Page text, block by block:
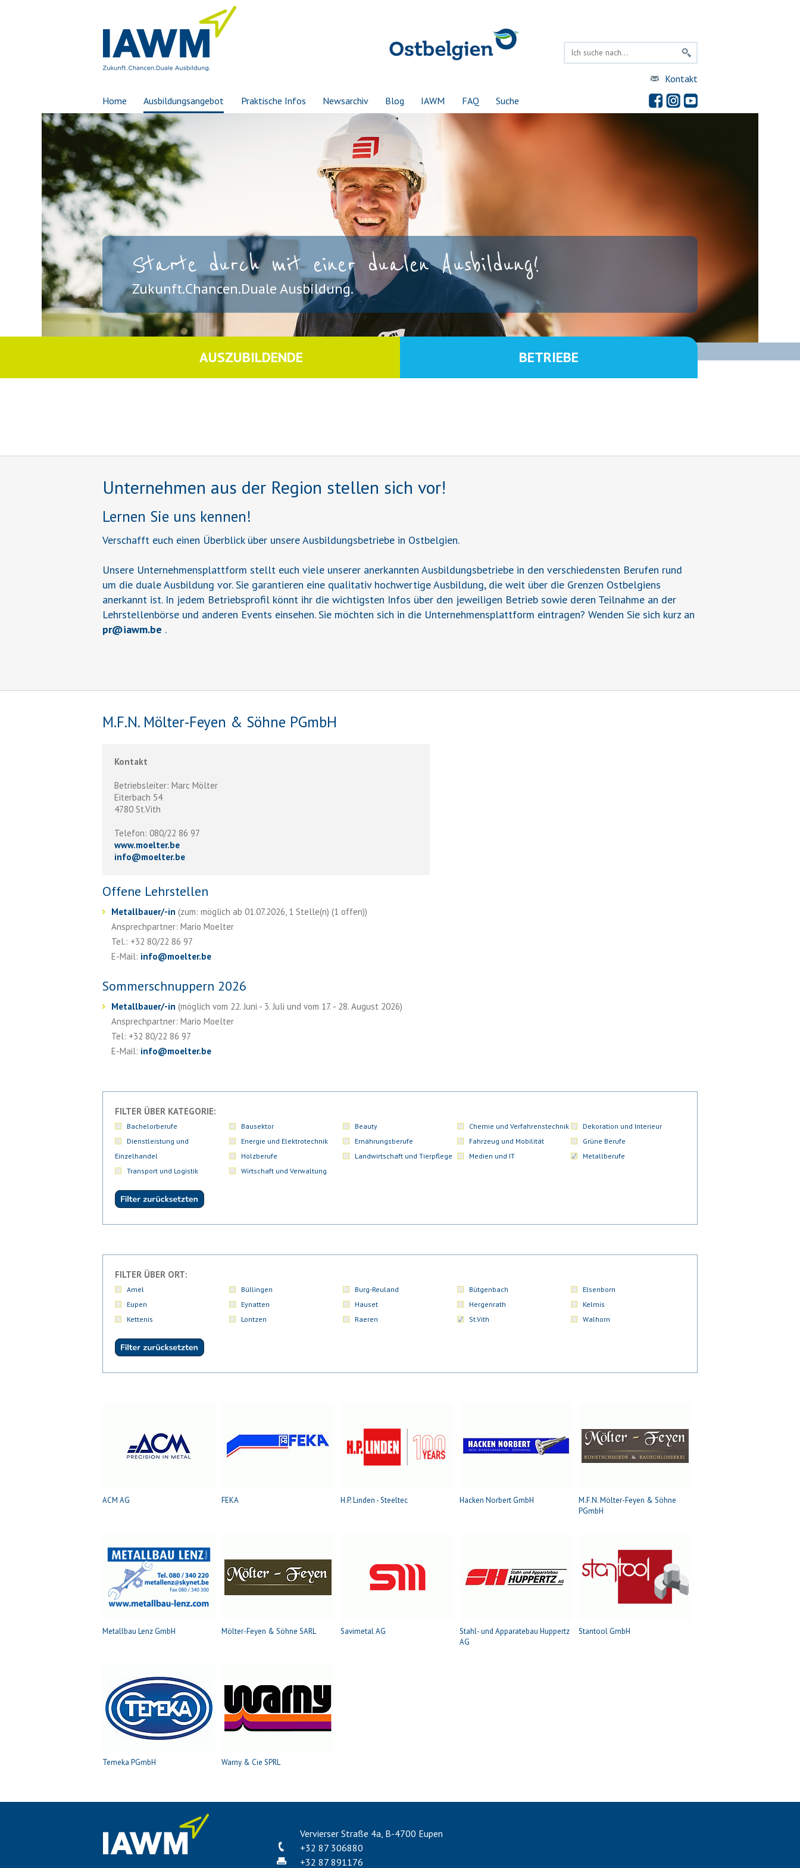
Home Ausbildungsangebot Praktische Infos Newsarchiv Blog IAWM FAQ Suche
Kontakt
Starte durch mit einer dualen Ausbildung!
Zukunft.Chancen.Duale Ausbildung.
AUSZUBILDENDE BETRIEBE
Unternehmen aus der Region stellen sich vor!
Lernen Sie uns kennen!
Verschafft euch einen Überblick über unsere Ausbildungsbetriebe in Ostbelgien.
Unsere Unternehmensplattform stellt euch viele unserer anerkannten Ausbildungsbetriebe in den verschiedensten Berufen rund
um die duale Ausbildung vor. Sie garantieren eine qualitativ hochwertige Ausbildung, die weit über die Grenzen Ostbelgiens
anerkannt ist. In jedem Betriebsprofil könnt ihr die wichtigsten Infos über den jeweiligen Betrieb sowie deren Teilnahme an der
Lehrstellenbörse und anderen Events einsehen. Sie möchten sich in die Unternehmensplattform eintragen? Wenden Sie sich kurz an
pr@iawm.be .
M.F.N. Mölter-Feyen & Söhne PGmbH
Kontakt
Betriebsleiter: Marc Mölter
Eiterbach 54
4780 St.Vith
Telefon: 080/22 86 97
www.moelter.be
info@moelter.be
Offene Lehrstellen
Metallbauer/-in (zum: möglich ab 01.07.2026, 1 Stelle(n) (1 offen))
Ansprechpartner: Mario Moelter
Tel.: +32 80/22 86 97
E-Mail: info@moelter.be
Sommerschnuppern 2026
Metallbauer/-in (möglich vom 22. Juni - 3. Juli und vom 17. - 28. August 2026)
Ansprechpartner: Mario Moelter
Tel: +32 80/22 86 97
E-Mail: info@moelter.be
FILTER ÜBER KATEGORIE:
Bachelorberufe Bausektor Beauty Chemie und Verfahrenstechnik
Dekoration und Interieur
Dienstleistung und
Einzelhandel
Energie und Elektrotechnik Ernährungsberufe Fahrzeug und Mobilität
Grüne Berufe
Holzberufe
Landwirtschaft und Tierpflege Medien und IT
Metallberufe
Transport und Logistik
Wirtschaft und Verwaltung
FILTER ÜBER ORT:
Amel Büllingen Burg-Reuland Bütgenbach
Elsenborn
Eupen
Eynatten Hauset Hergenrath
Kelmis
Kettenis
Lontzen Raeren St.Vith Walhorn
ACM AG FEKA H.P. Linden - Steeltec Hacken Norbert GmbH
M.F.N. Mölter-Feyen & Söhne
PGmbH
Metallbau Lenz GmbH Mölter-Feyen & Söhne SARL Savimetal AG
Stahl- und Apparatebau Huppertz
AG
Stantool GmbH
Temeka PGmbH Warny & Cie SPRL
Vervierser Straße 4a, B-4700 Eupen
+32 87 306880
+32 87 891176